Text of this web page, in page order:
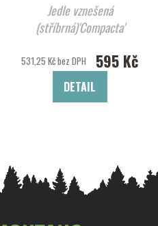
Jedle vznešená
(stříbrná)'Compacta'
531,25 Kč bez DPH 595 Kč
DETAIL